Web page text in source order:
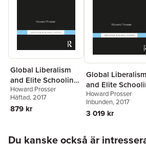
Global Liberalism
and Elite Schooling
in Argentina
Howard Prosser
Häftad, 2017
879 kr
Global Liberalism
and Elite
in Argentina
Howard Prosser
Inbunden, 2017
3 019 kr
Du kanske också är